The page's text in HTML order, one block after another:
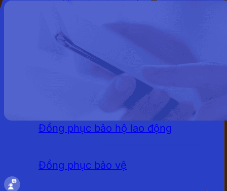
Đồng phục khách sạn
Đồng phục quán cafe
Đồng phục bảo hộ lao động
Đồng phục bảo vệ